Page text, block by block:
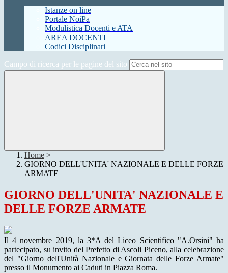
Istanze on line
Portale NoiPa
Modulistica Docenti e ATA
AREA DOCENTI
Codici Disciplinari
Campo di ricerca per le pagine del sito
Home >
GIORNO DELL'UNITA' NAZIONALE E DELLE FORZE
ARMATE
GIORNO DELL'UNITA' NAZIONALE E
DELLE FORZE ARMATE
Il 4 novembre 2019, la 3*A del Liceo Scientifico "A.Orsini" ha
partecipato, su invito del Prefetto di Ascoli Piceno, alla celebrazione
del "Giorno dell'Unità Nazionale e Giornata delle Forze Armate"
presso il Monumento ai Caduti in Piazza Roma.